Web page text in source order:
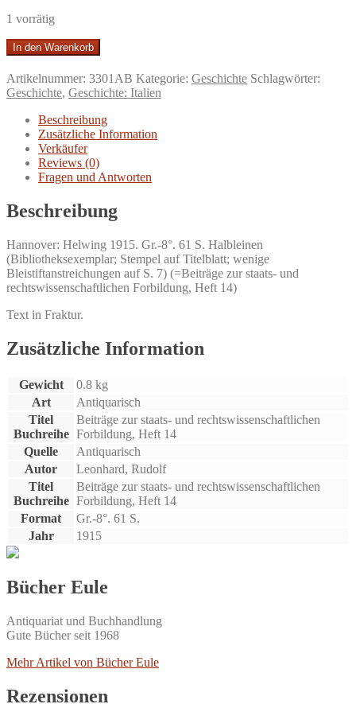
1 vorrätig
Die
landwirtschaftlichen
Zustände
in
Italien.
Vortrag,
gehalten
staatswissenschaftlichen
Fortbildungskursen
in
Berlin.
In den Warenkorb
Artikelnummer: 3301AB Kategorie: Geschichte Schlagwörter:
Geschichte, Geschichte: Italien
Beschreibung
Zusätzliche Information
Verkäufer
Reviews (0)
Fragen und Antworten
Beschreibung
Hannover: Helwing 1915. Gr.-8°. 61 S. Halbleinen
(Bibliotheksexemplar; Stempel auf Titelblatt; wenige
Bleistiftanstreichungen auf S. 7) (=Beiträge zur staats- und
rechtswissenschaftlichen Forbildung, Heft 14)
Text in Fraktur.
Zusätzliche Information
Gewicht
0.8 kg
Art
Antiquarisch
Titel
Buchreihe
Beiträge zur staats- und rechtswissenschaftlichen
Forbildung, Heft 14
Quelle
Antiquarisch
Autor
Leonhard, Rudolf
Titel
Buchreihe
Beiträge zur staats- und rechtswissenschaftlichen
Forbildung, Heft 14
Format
Gr.-8°. 61 S.
Jahr
1915
Bücher Eule
Antiquariat und Buchhandlung
Gute Bücher seit 1968
Mehr Artikel von Bücher Eule
Rezensionen